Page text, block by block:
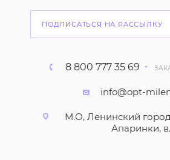
ПОДПИСАТЬСЯ НА РАССЫЛКУ
8 800 777 35 69
info@opt-
М.О, Ленинский
Апаринки,